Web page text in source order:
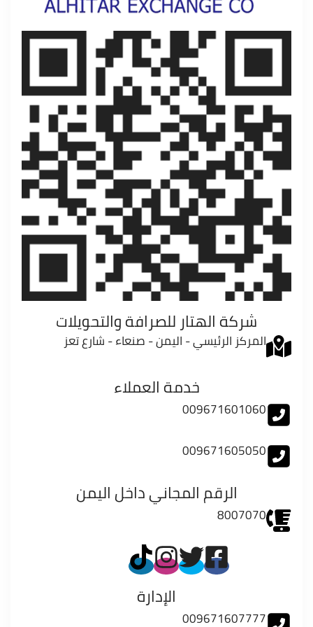
شركة الهتار للصرافة والتحويلات
المركز الرئيسي - اليمن - صنعاء - شارع تعز
خدمة العملاء
009671601060
009671605050
الرقم المجاني داخل اليمن
8007070
الإدارة
009671607777